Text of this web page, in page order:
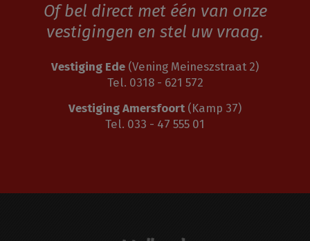
Of bel direct met één van onze
vestigingen en stel uw vraag.
Vestiging Ede (Vening Meineszstraat 2)
Tel. 0318 - 621 572
Vestiging Amersfoort (Kamp 37)
Tel. 033 - 47 555 01